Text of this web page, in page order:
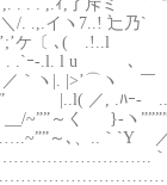
＼/. .,.イヽ7..!
ケ〔
-/. . .`ｰ-.l. l u
. ／｀ヽ|. |>’⌒
|..l( ／, .ﾊｰ- .. ＿
~””～く }-ヽ
～､、..｀`Y ／
｀`～